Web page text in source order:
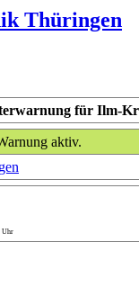
Thüringen
für Ilm-
aktiv.
Uhr